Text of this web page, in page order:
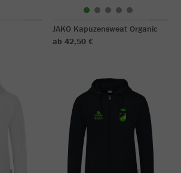
JAKO Kapuzensweat Organic
ab 42,50 €